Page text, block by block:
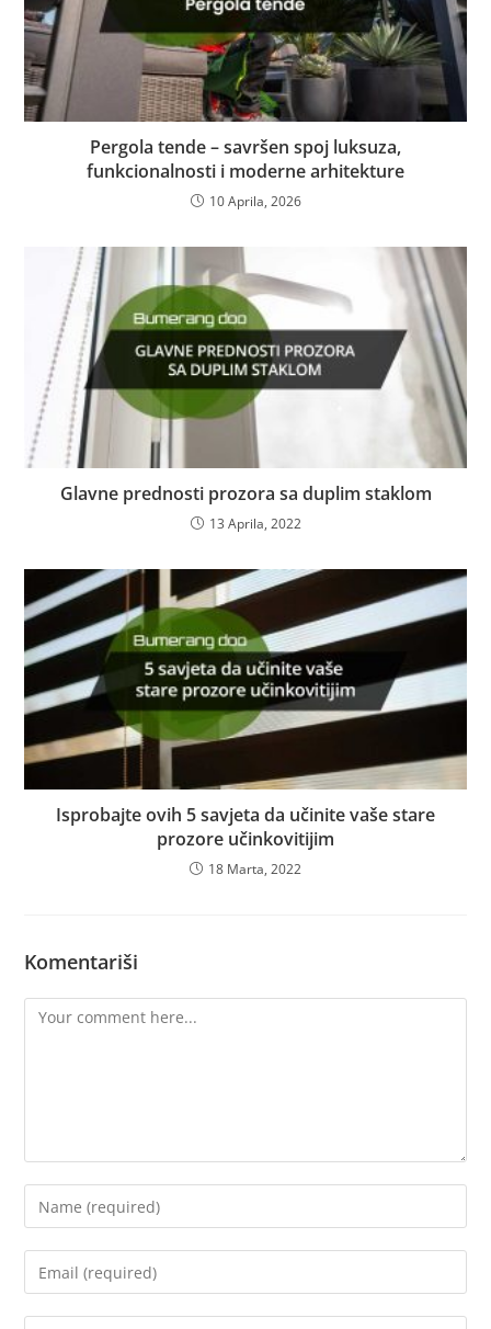
Pergola tende – savršen spoj luksuza,
funkcionalnosti i moderne arhitekture
10 Aprila, 2026
Glavne prednosti prozora sa duplim staklom
13 Aprila, 2022
Isprobajte ovih 5 savjeta da učinite vaše stare
prozore učinkovitijim
18 Marta, 2022
Komentariši